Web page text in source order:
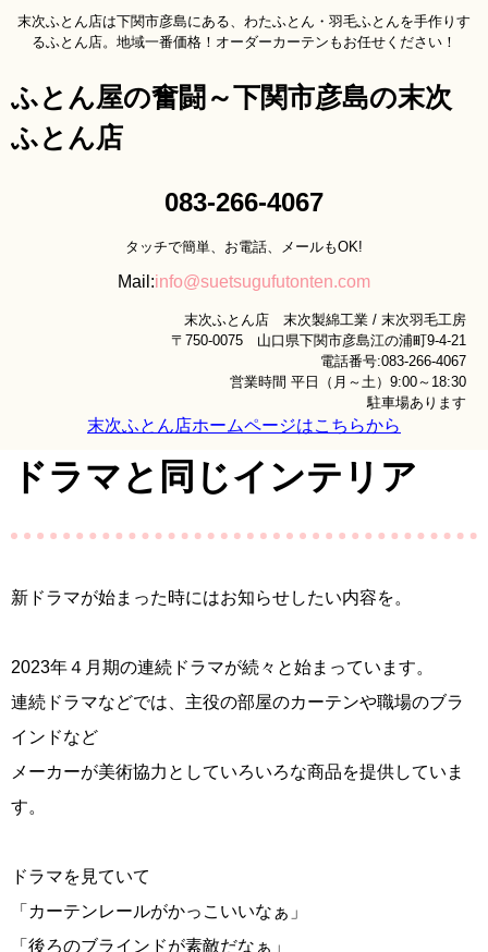
ふとん屋の奮闘～下関市彦島の末次
ふとん店
末次ふとん店は下関市彦島にある、わたふとん・羽毛ふとんを手作りす
るふとん店。地域一番価格！オーダーカーテンもお任せください！
083-266-4067
タッチで簡単、お電話、メールもOK!
Mail:info@suetsugufutonten.com
末次ふとん店 末次製綿工業 / 末次羽毛工房
〒750-0075 山口県下関市彦島江の浦町9-4-21
電話番号:083-266-4067
営業時間 平日（月～土）9:00～18:30
駐車場あります
末次ふとん店ホームページはこちらから
ドラマと同じインテリア
新ドラマが始まった時にはお知らせしたい内容を。
2023年４月期の連続ドラマが続々と始まっています。
連続ドラマなどでは、主役の部屋のカーテンや職場のブラ
インドなど
メーカーが美術協力としていろいろな商品を提供していま
す。
ドラマを見ていて
「カーテンレールがかっこいいなぁ」
「後ろのブラインドが素敵だなぁ」